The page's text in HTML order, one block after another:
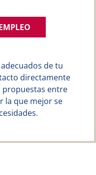
de tu
directamente
propuestas entre
la que mejor se